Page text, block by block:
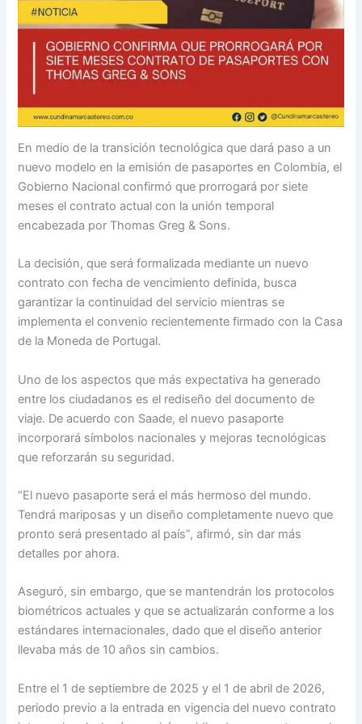
En medio de la transición tecnológica que dará paso a un
nuevo modelo en la emisión de pasaportes en Colombia, el
Gobierno Nacional confirmó que prorrogará por siete
meses el contrato actual con la unión temporal
encabezada por Thomas Greg & Sons.
La decisión, que será formalizada mediante un nuevo
contrato con fecha de vencimiento definida, busca
garantizar la continuidad del servicio mientras se
implementa el convenio recientemente firmado con la Casa
de la Moneda de Portugal.
Uno de los aspectos que más expectativa ha generado
entre los ciudadanos es el rediseño del documento de
viaje. De acuerdo con Saade, el nuevo pasaporte
incorporará símbolos nacionales y mejoras tecnológicas
que reforzarán su seguridad.
“El nuevo pasaporte será el más hermoso del mundo.
Tendrá mariposas y un diseño completamente nuevo que
pronto será presentado al país”, afirmó, sin dar más
detalles por ahora.
Aseguró, sin embargo, que se mantendrán los protocolos
biométricos actuales y que se actualizarán conforme a los
estándares internacionales, dado que el diseño anterior
llevaba más de 10 años sin cambios.
Entre el 1 de septiembre de 2025 y el 1 de abril de 2026,
periodo previo a la entrada en vigencia del nuevo contrato